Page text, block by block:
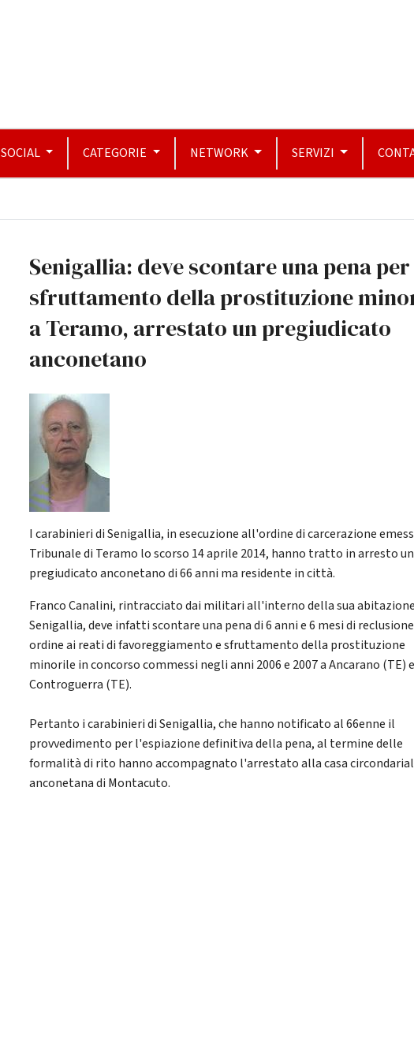
SOCIAL CATEGORIE NETWORK SERVIZI
Senigallia: deve scontare una pena per
sfruttamento della prostituzione
a Teramo, arrestato un pregiudicato
anconetano
I carabinieri di Senigallia, in esecuzione all'ordine di carcerazione
Tribunale di Teramo lo scorso 14 aprile 2014, hanno tratto in arresto un
pregiudicato anconetano di 66 anni ma residente in città.
Franco Canalini, rintracciato dai militari all'interno della sua
Senigallia, deve infatti scontare una pena di 6 anni e 6 mesi di
ordine ai reati di favoreggiamento e sfruttamento della prostituzione
minorile in concorso commessi negli anni 2006 e 2007 a Ancarano (TE)
Controguerra (TE).
Pertanto i carabinieri di Senigallia, che hanno notificato al 66enne il
provvedimento per l'espiazione definitiva della pena, al termine delle
formalità di rito hanno accompagnato l'arrestato alla casa
anconetana di Montacuto.